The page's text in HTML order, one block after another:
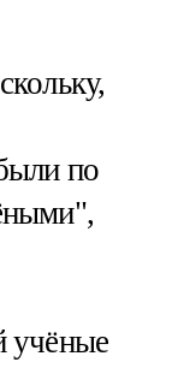
по
учёные